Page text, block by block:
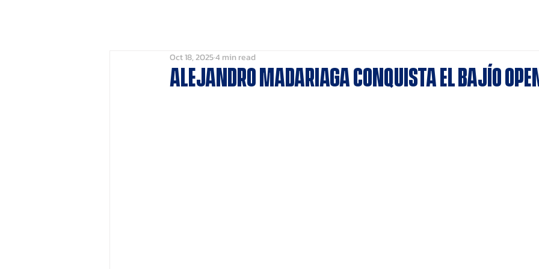
Alejandro Madariaga conquista el Bajío Open
Oct 18, 20254 min read